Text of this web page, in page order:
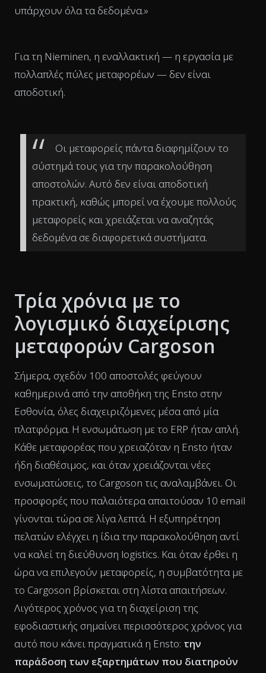
υπάρχουν όλα τα δεδομένα.»
Για τη Nieminen, η εναλλακτική — η εργασία με
πολλαπλές πύλες μεταφορέων — δεν είναι
αποδοτική.
Οι μεταφορείς πάντα διαφημίζουν το
σύστημά τους για την παρακολούθηση
αποστολών. Αυτό δεν είναι αποδοτική
πρακτική, καθώς μπορεί να έχουμε πολλούς
μεταφορείς και χρειάζεται να αναζητάς
δεδομένα σε διαφορετικά συστήματα.
Τρία χρόνια με το
λογισμικό διαχείρισης
μεταφορών Cargoson
Σήμερα, σχεδόν 100 αποστολές φεύγουν
καθημερινά από την αποθήκη της Ensto στην
Εσθονία, όλες διαχειριζόμενες μέσα από μία
πλατφόρμα. Η ενσωμάτωση με το ERP ήταν απλή.
Κάθε μεταφορέας που χρειαζόταν η Ensto ήταν
ήδη διαθέσιμος, και όταν χρειάζονται νέες
ενσωματώσεις, το Cargoson τις αναλαμβάνει. Οι
προσφορές που παλαιότερα απαιτούσαν 10 email
γίνονται τώρα σε λίγα λεπτά. Η εξυπηρέτηση
πελατών ελέγχει η ίδια την παρακολούθηση αντί
να καλεί τη διεύθυνση logistics. Και όταν έρθει η
ώρα να επιλεγούν μεταφορείς, η συμβατότητα με
το Cargoson βρίσκεται στη λίστα απαιτήσεων.
Λιγότερος χρόνος για τη διαχείριση της
εφοδιαστικής σημαίνει περισσότερος χρόνος για
αυτό που κάνει πραγματικά η Ensto: την
παράδοση των εξαρτημάτων που διατηρούν